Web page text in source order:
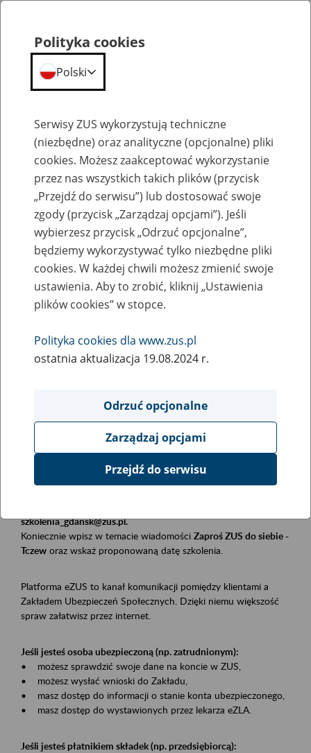
Szkolenia
Zaproś ZUS do siebie: eZUS, wizyty
rezerwowane, e-wizyty, Aktywni 50+
Rodzaj wydarzenia
Szkolenia
Obszar merytoryczny
Płatnicy, ubezpieczeni, świadczeniobiorcy
Opis wydarzenia
Szkolenie stacjonarne w siedzibie firmy, instytucji, urzędu.
szkolenia_gdansk@zus.pl.
Koniecznie wpisz w temacie wiadomości Zaproś ZUS do siebie -
Tczew oraz wskaż proponowaną datę szkolenia.
Platforma eZUS to kanał komunikacji pomiędzy klientami a
Zakładem Ubezpieczeń Społecznych. Dzięki niemu większość
spraw załatwisz przez internet.
Jeśli jesteś osoba ubezpieczoną (np. zatrudnionym):
• możesz sprawdzić swoje dane na koncie w ZUS,
• możesz wysłać wnioski do Zakładu,
• masz dostęp do informacji o stanie konta ubezpieczonego,
• masz dostęp do wystawionych przez lekarza eZLA.
Jeśli jesteś płatnikiem składek (np. przedsiębiorcą):
Polityka cookies
Polski
Serwisy ZUS wykorzystują techniczne
(niezbędne) oraz analityczne (opcjonalne) pliki
cookies. Możesz zaakceptować wykorzystanie
przez nas wszystkich takich plików (przycisk
„Przejdź do serwisu”) lub dostosować swoje
zgody (przycisk „Zarządzaj opcjami”). Jeśli
wybierzesz przycisk „Odrzuć opcjonalne”,
będziemy wykorzystywać tylko niezbędne pliki
cookies. W każdej chwili możesz zmienić swoje
ustawienia. Aby to zrobić, kliknij „Ustawienia
plików cookies” w stopce.
Polityka cookies dla www.zus.pl
ostatnia aktualizacja 19.08.2024 r.
Odrzuć opcjonalne
Zarządzaj opcjami
Przejdź do serwisu